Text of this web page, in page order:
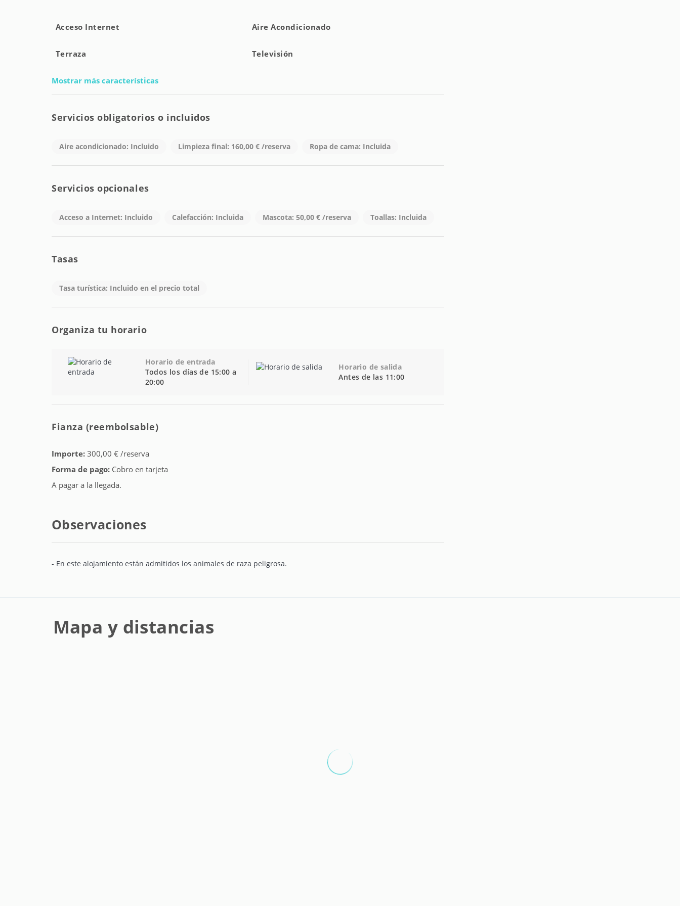
Acceso Internet Aire Acondicionado
Terraza Televisión
Mostrar más características
Servicios obligatorios o incluidos
Aire acondicionado: Incluido Limpieza final: 160,00 € /reserva Ropa de cama: Incluida
Servicios opcionales
Acceso a Internet: Incluido Calefacción: Incluida Mascota: 50,00 € /reserva Toallas: Incluida
Tasas
Tasa turística: Incluido en el precio total
Organiza tu horario
Horario de entrada
Todos los días de 15:00 a
20:00
Horario de salida
Antes de las 11:00
Fianza (reembolsable)
Importe: 300,00 € /reserva
Forma de pago: Cobro en tarjeta
A pagar a la llegada.
Observaciones
- En este alojamiento están admitidos los animales de raza peligrosa.
Mapa y distancias